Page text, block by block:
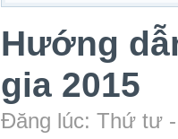
Hướng
gia 2015
Đăng lúc: Thứ tư